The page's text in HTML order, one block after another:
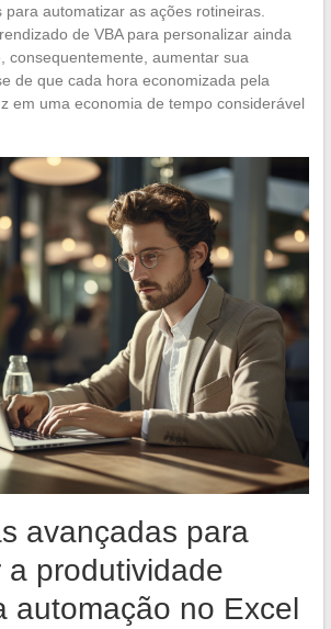
automatizar as ações rotineiras.
de VBA para personalizar ainda
consequentemente, aumentar sua
de que cada hora economizada pela
em uma economia de tempo considerável
avançadas para
a produtividade
automação no Excel